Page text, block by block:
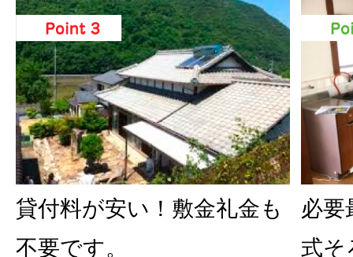
貸付料が安い！敷金礼金も
不要です。
必要
式そ